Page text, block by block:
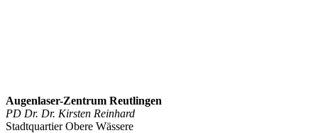
Augenlaser-Zentrum Reutlingen
PD Dr. Dr. Kirsten Reinhard
Stadtquartier Obere Wässere